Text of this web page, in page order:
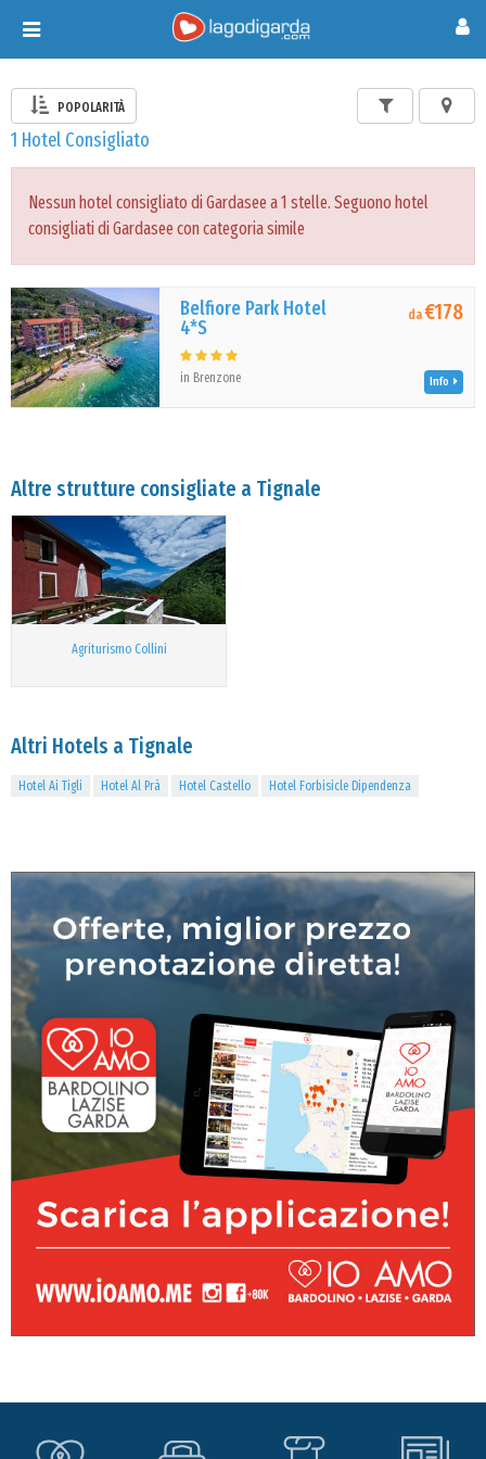
Toggle
navigation
POPOLARITÀ
1 Hotel Consigliato
Nessun hotel consigliato di Gardasee a 1 stelle. Seguono hotel
consigliati di Gardasee con categoria simile
Belfiore Park Hotel
4*S
in Brenzone
da€178
Info
Altre strutture consigliate a Tignale
Agriturismo Collini
Altri Hotels a Tignale
Hotel Ai Tigli Hotel Al Prà Hotel Castello Hotel Forbisicle Dipendenza